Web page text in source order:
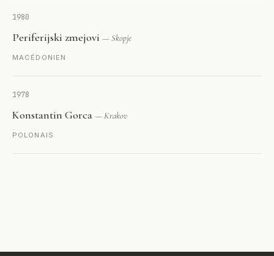
1980
Periferijski zmejovi — Skopje
MACÉDONIEN
1978
Konstantin Gorca — Krakov
POLONAIS